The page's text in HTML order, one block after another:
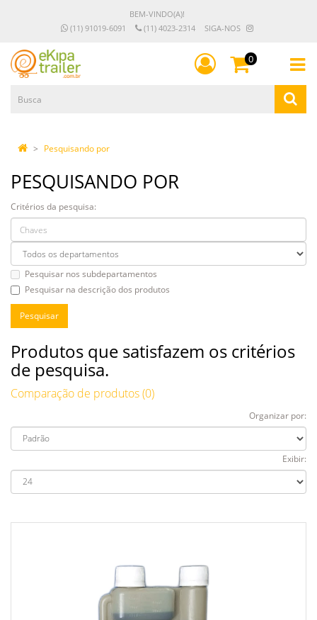
BEM-VINDO(A)!
(11) 91019-6091
(11) 4023-2314 SIGA-NOS
0
Pesquisando por
PESQUISANDO POR
Critérios da pesquisa:
Pesquisar nos subdepartamentos
Pesquisar na descrição dos produtos
Produtos que satisfazem os critérios
de pesquisa.
Comparação de produtos (0)
Organizar por:
Exibir: